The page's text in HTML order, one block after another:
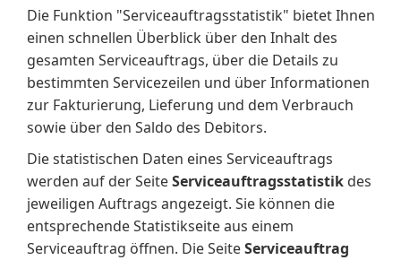
Die Funktion "Serviceauftragsstatistik" bietet Ihnen
einen schnellen Überblick über den Inhalt des
gesamten Serviceauftrags, über die Details zu
bestimmten Servicezeilen und über Informationen
zur Fakturierung, Lieferung und dem Verbrauch
sowie über den Saldo des Debitors.
Die statistischen Daten eines Serviceauftrags
werden auf der SeiteServiceauftragsstatistik des
jeweiligen Auftrags angezeigt. Sie können die
entsprechende Statistikseite aus einem
Serviceauftrag öffnen. Die SeiteServiceauftrag